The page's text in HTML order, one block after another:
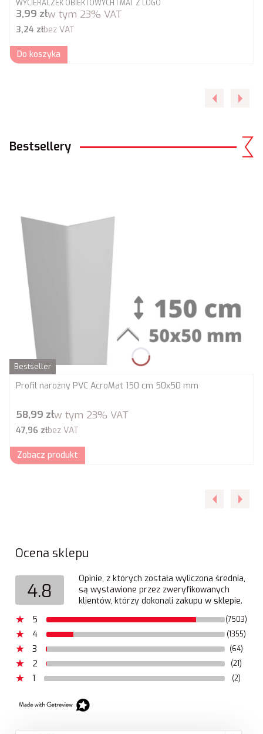
WYCIERACZEK OBIEKTOWYCH I MAT Z LOGO
Cena brutto
3,99 złw tym 23% VAT
Cena netto
3,24 złbez VAT
Do koszyka
Bestsellery
Bestseller
Profil narożny PVC AcroMat 150 cm 50x50 mm
Cena brutto
58,99 złw tym 23% VAT
Cena netto
47,96 złbez VAT
Zobacz produkt
Ocena sklepu
4.8
Opinie, z których została wyliczona średnia,
są wystawione przez zweryfikowanych
klientów, którzy dokonali zakupu w sklepie.
5
(7503)
4 (1355)
3 (64)
2 (21)
1 (2)